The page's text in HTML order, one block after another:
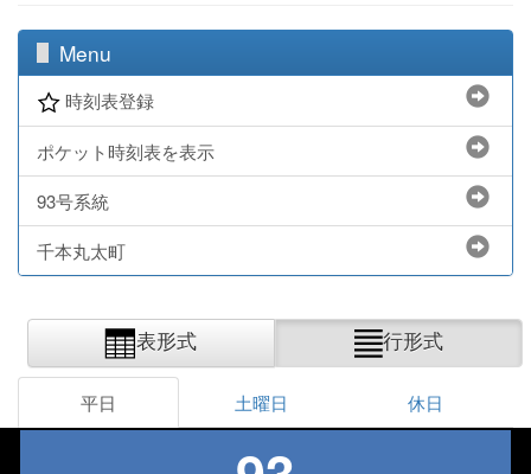
Menu
時刻表登録
ポケット時刻表を表示
93号系統
千本丸太町
表形式 行形式
平日 土曜日 休日